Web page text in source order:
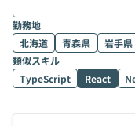
勤務地
北海道
青森県 岩手県
類似スキル
TypeScript
React